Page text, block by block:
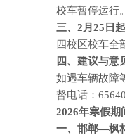
校车暂停运行。
三、2月25日起
四校区校车全
四、建议与意
如遇车辆故障
督电话：
2026年寒假期
一、邯郸—枫